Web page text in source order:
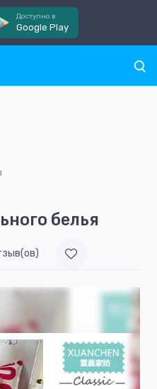
Доступно в
Google Play
белья